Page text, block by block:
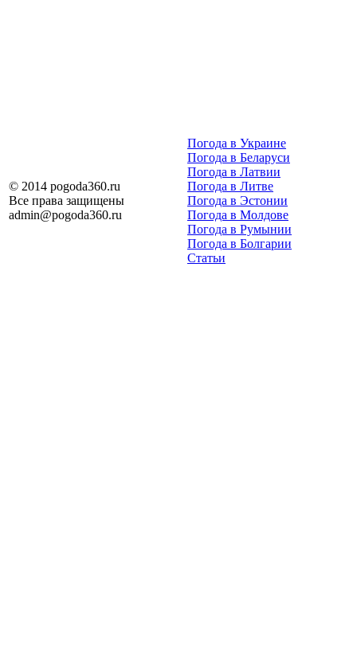
© 2014 pogoda360.ru
Все права защищены
admin@pogoda360.ru
Погода в Украине
Погода в Беларуси
Погода в Латвии
Погода в Литве
Погода в Эстонии
Погода в Молдове
Погода в Румынии
Погода в Болгарии
Статьи